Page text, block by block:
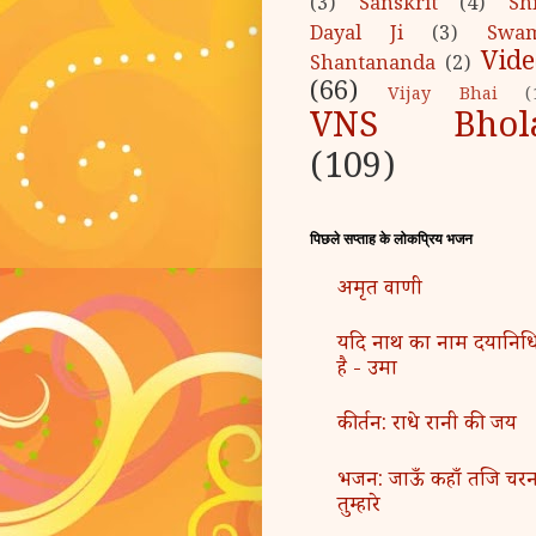
(3)
Sanskrit (4)
Dayal Ji
(3)
Shantananda (2)
(66) Vijay Bhai
VNS
(109)
पिछले सप्ताह के लोकप्रिय भजन
अमृत वाणी
यदि नाथ का नाम
है - उमा
कीर्तन: राधे रानी की जय
भजन: जाऊँ कहाँ तजि
तुम्हारे